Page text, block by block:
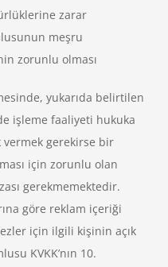
zarar
meşru
zorunlu olması
yukarıda belirtilen
işleme faaliyeti hukuka
gerekirse bir
için zorunlu olan
gerekmemektedir.
göre reklam içeriği
için ilgili kişinin açık
KVKK’nın 10.